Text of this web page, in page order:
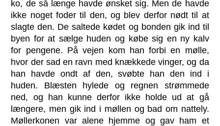
ko, de så længe havde ønsket sig. Men de havde
ikke noget foder til den, og blev derfor nødt til at
slagte den. De saltede kødet og bonden gik ind til
byen for at sælge huden og købe sig en ny kalv
for pengene. På vejen kom han forbi en mølle,
hvor der sad en ravn med knækkede vinger, og da
han havde ondt af den, svøbte han den ind i
huden. Blæsten hylede og regnen strømmede
ned, og han kunne derfor ikke holde ud at gå
længere, men gik ind i møllen og bad om nattely.
Møllerkonen var alene hjemme og gav ham et